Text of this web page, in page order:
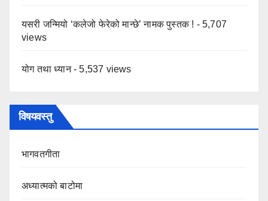
यसरी जन्मियो ‘कलेजो फेरेको मान्छे’ नामक पुस्तक ! - 5,707
views
योग तथा ध्यान- 5,537 views
विषयवस्तु
भागवतगीता
अध्यात्मको बाटोमा